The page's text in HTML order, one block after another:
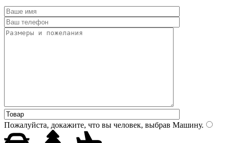
Пожалуйста, докажите, что вы человек, выбрав Машину.